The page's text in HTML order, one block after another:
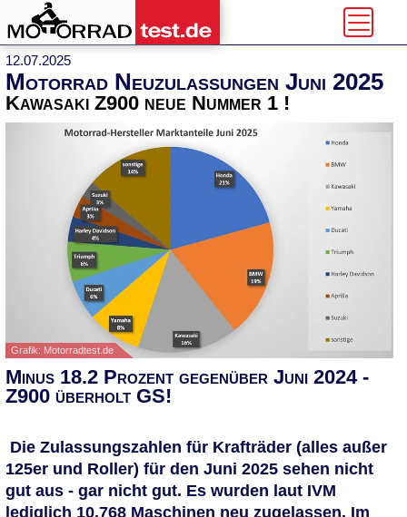
12.07.2025
Motorrad Neuzulassungen Juni 2025
Kawasaki Z900 neue Nummer 1 !
Grafik: Motorradtest.de
Minus 18.2 Prozent gegenüber Juni 2024 -
Z900 überholt GS!
Die Zulassungszahlen für Krafträder (alles außer
125er und Roller) für den Juni 2025 sehen nicht
gut aus - gar nicht gut. Es wurden laut IVM
lediglich 10.768 Maschinen neu zugelassen. Im